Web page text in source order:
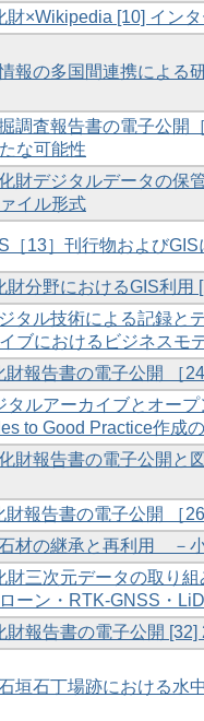
財×Wikipedia [10] イン
報の多国間連携による
調査報告書の電子公開
な可能性
財デジタルデータの保
イル形式
［13］刊行物および
財分野におけるGIS利用
タル技術による記録と
ブにおけるビジネスモ
財報告書の電子公開 ［
タルアーカイブとオー
to Good Practice作成
財報告書の電子公開と
財報告書の電子公開 ［
材の継承と再利用 －
財三次元データの取り
ローン・RTK-GNSS・
財報告書の電子公開
垣石丁場跡における水